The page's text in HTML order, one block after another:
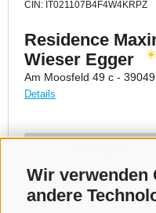
Wir verwenden
andere